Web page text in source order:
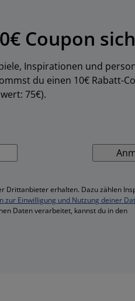
Coupon
Inspirationen und
du einen 10€ Rabatt-
75€).
Drittanbieter erhalten. Dazu zählen
zur Einwilligung und Nutzung deiner
Daten verarbeitet, kannst du in den